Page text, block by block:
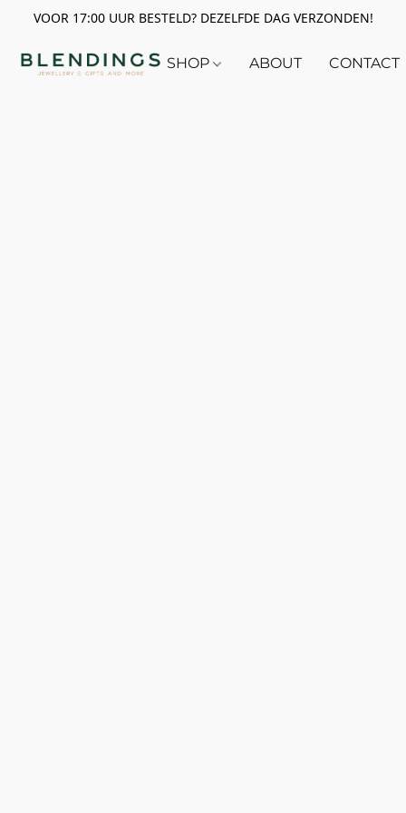
VOOR 17:00 UUR BESTELD? DEZELFDE DAG VERZONDEN!
SHOP ABOUT CONTACT